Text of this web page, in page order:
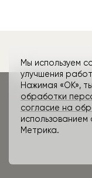
Мы используем
улучшения
Нажимая «ОК»,
обработки
согласие на
Метрика.